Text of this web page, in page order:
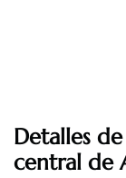
Detalles
central de